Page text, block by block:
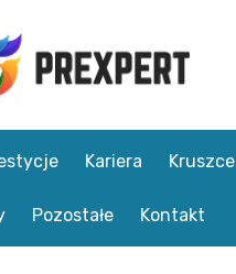
Kariera Kruszce
Pozostałe Kontakt